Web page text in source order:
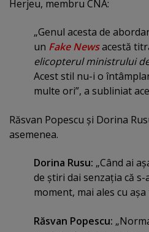
Herjeu, membru CNA:
„Genul acesta de
un Fake Newsacestă
elicopterul ministrului
Acest stil nu-i o
multe ori”, a subliniat
Răsvan Popescu şi Dorina
asemenea.
Dorina Rusu: „Când ai
de ştiri dai senzaţia că
moment, mai ales cu
Răsvan Popescu: